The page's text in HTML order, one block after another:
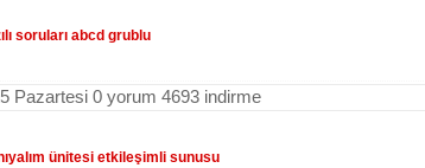
soruları abcd grublu
Pazartesi 0 yorum 4693 indirme
ünitesi etkileşimli sunusu